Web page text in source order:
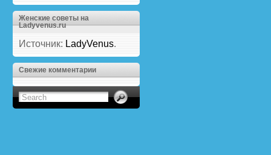
Женские советы на
Ladyvenus.ru
Источник: LadyVenus.
Свежие комментарии